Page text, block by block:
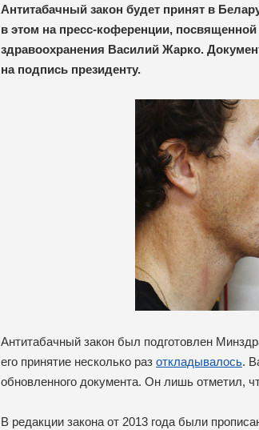
Антитабачный закон будет принят в
в этом на пресс-коференции,
здравоохранения Василий Жарко.
на подпись президенту.
Антитабачный закон был подготовлен
его принятие несколько раз откладывалось.
обновленного документа. Он лишь отметил,
В редакции закона от 2013 года были